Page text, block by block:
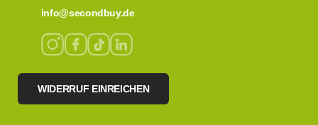
info@secondbuy.de
WIDERRUF EINREICHEN